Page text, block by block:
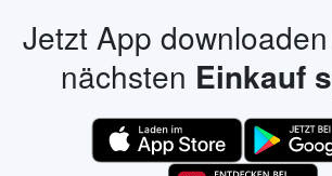
Jetzt App
nächsten Einkauf